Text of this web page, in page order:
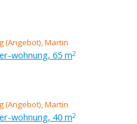
wohnung, 65 m2
wohnung, 40 m2